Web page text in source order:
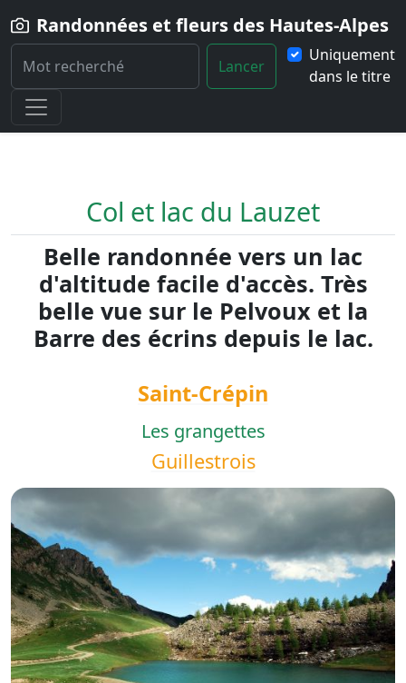
Randonnées et fleurs des Hautes-Alpes
Lancer
Uniquement
dans le titre
Home
Randonnée Col-et-lac-du-Lauzet
Col et lac du Lauzet
Belle randonnée vers un lac
d'altitude facile d'accès. Très
belle vue sur le Pelvoux et la
Barre des écrins depuis le lac.
Saint-Crépin
Les grangettes
Guillestrois